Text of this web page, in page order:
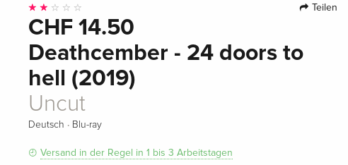
Teilen
CHF 14.50
Deathcember - 24 doors to
hell (2019)
Uncut
Deutsch · Blu-ray
Versand in der Regel in 1 bis 3 Arbeitstagen